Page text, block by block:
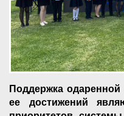
Поддержка
ее достижений